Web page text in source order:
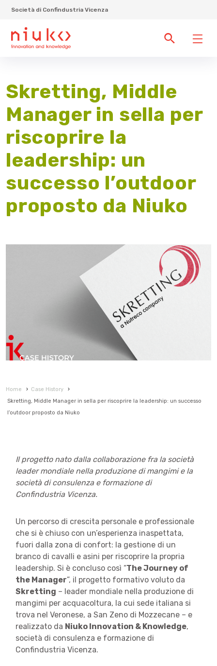
Società di Confindustria Vicenza
Skretting, Middle
Manager in sella per
riscoprire la
leadership: un
successo l’outdoor
proposto da Niuko
Home › Case History
›
Skretting, Middle Manager in sella per riscoprire la leadership: un successo
l’outdoor proposto da Niuko
Il progetto nato dalla collaborazione fra la società
leader mondiale nella produzione di mangimi e la
società di consulenza e formazione di
Confindustria Vicenza.
Un percorso di crescita personale e professionale
che si è chiuso con un’esperienza inaspettata,
fuori dalla zona di confort: la gestione di un
branco di cavalli e asini per riscoprire la propria
leadership. Si è concluso così “The Journey of
the Manager”, il progetto formativo voluto da
Skretting – leader mondiale nella produzione di
mangimi per acquacoltura, la cui sede italiana si
trova nel Veronese, a San Zeno di Mozzecane – e
realizzato da Niuko Innovation & Knowledge,
società di consulenza e formazione di
Confindustria Vicenza.